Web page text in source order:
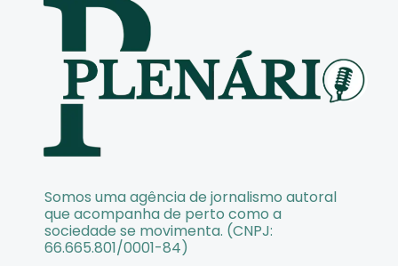
Somos uma agência de jornalismo autoral
que acompanha de perto como a
sociedade se movimenta. (CNPJ:
66.665.801/0001-84)